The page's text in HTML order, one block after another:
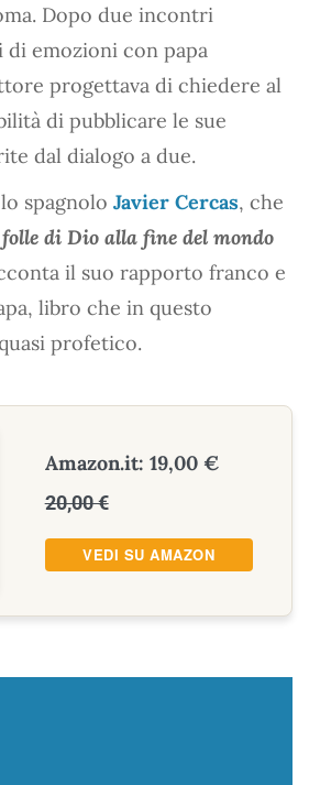
Dopo due incontri
emozioni con papa
progettava di chiedere al
di pubblicare le sue
dal dialogo a due.
spagnolo Javier Cercas, che
di Dio alla fine del mondo
il suo rapporto franco e
libro che in questo
profetico.
Amazon.it: 19,00 €
20,00 €
VEDI SU AMAZON